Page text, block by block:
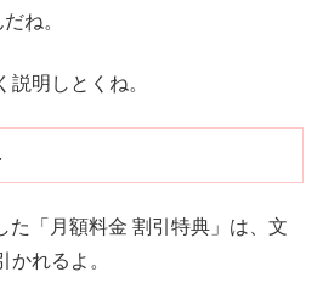
ね。
明しとくね。
た「月額料金 割引特典」は、文
れるよ。